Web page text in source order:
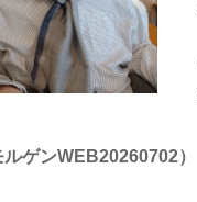
ゲンWEB20260702）